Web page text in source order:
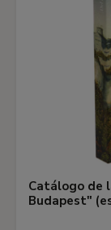
Catálogo de
Budapest"